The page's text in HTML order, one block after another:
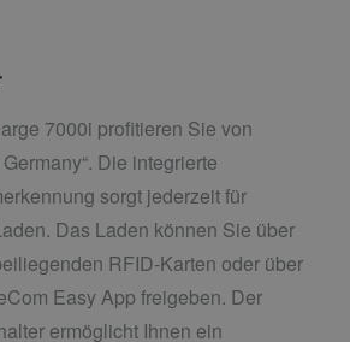
7000i profitieren Sie von
Die integrierte
sorgt jederzeit für
Das Laden können Sie über
RFID-Karten oder über
Easy App freigeben. Der
ermöglicht Ihnen ein